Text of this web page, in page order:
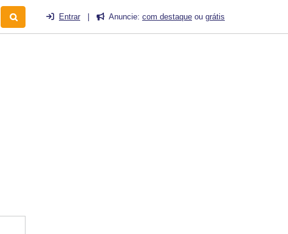
Entrar Anuncie: com destaque ou grátis